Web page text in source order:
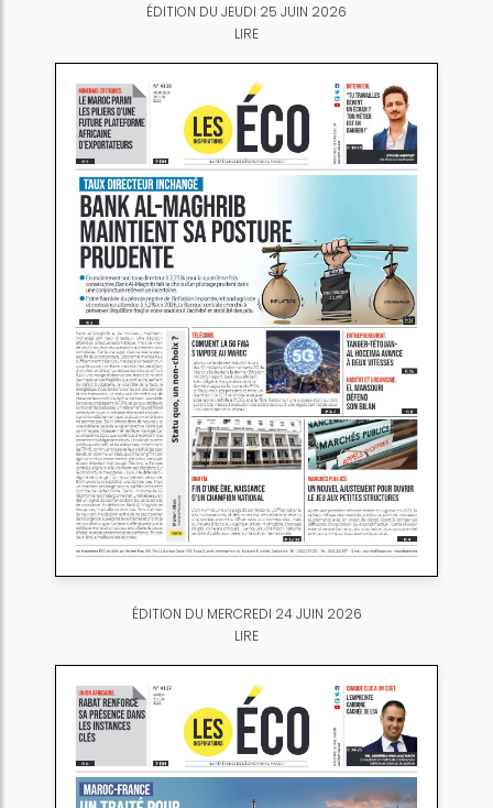
ÉDITION DU JEUDI 25 JUIN 2026
LIRE
ÉDITION DU MERCREDI 24 JUIN 2026
LIRE